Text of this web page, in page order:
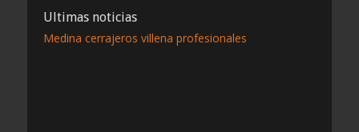
mas
cercano
Ultimas noticias
Medina cerrajeros villena profesionales